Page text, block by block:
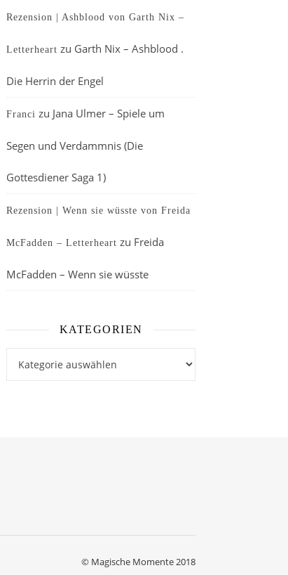
Rezension | Ashblood von Garth Nix –
Letterheart zu Garth Nix – Ashblood .
Die Herrin der Engel
Franci zu Jana Ulmer – Spiele um
Segen und Verdammnis (Die
Gottesdiener Saga 1)
Rezension | Wenn sie wüsste von Freida
McFadden – Letterheart zu Freida
McFadden – Wenn sie wüsste
KATEGORIEN
© Magische Momente 2018